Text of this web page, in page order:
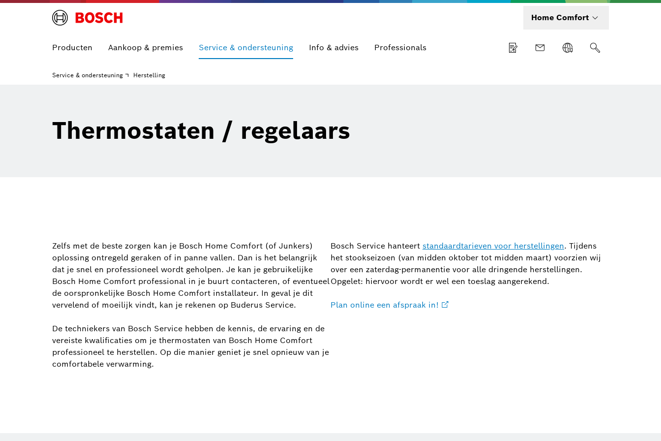
Home Comfort
Producten Aankoop & premies Service & ondersteuning Info & advies Professionals
Service & ondersteuning Herstelling
Thermostaten / regelaars
Zelfs met de beste zorgen kan je Bosch Home Comfort (of Junkers)
oplossing ontregeld geraken of in panne vallen. Dan is het belangrijk
dat je snel en professioneel wordt geholpen. Je kan je gebruikelijke
Bosch Home Comfort professional in je buurt contacteren, of eventueel
de oorspronkelijke Bosch Home Comfort installateur. In geval je dit
vervelend of moeilijk vindt, kan je rekenen op Buderus Service.
De techniekers van Bosch Service hebben de kennis, de ervaring en de
vereiste kwalificaties om je thermostaten van Bosch Home Comfort
professioneel te herstellen. Op die manier geniet je snel opnieuw van je
comfortabele verwarming.
Bosch Service hanteert standaardtarieven voor herstellingen. Tijdens
het stookseizoen (van midden oktober tot midden maart) voorzien wij
over een zaterdag-permanentie voor alle dringende herstellingen.
Opgelet: hiervoor wordt er wel een toeslag aangerekend.
Plan online een afspraak in!